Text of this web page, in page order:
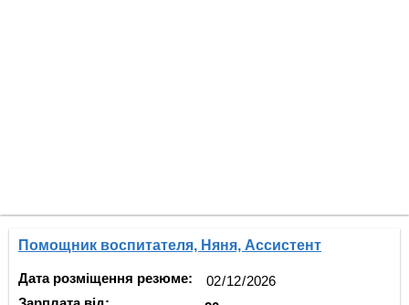
Помощник воспитателя, Няня, Ассистент
Дата розміщення резюме: